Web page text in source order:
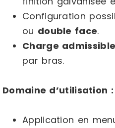
Configuration
ou double face.
Charge
par bras.
Domaine d’utilisation :
Application en